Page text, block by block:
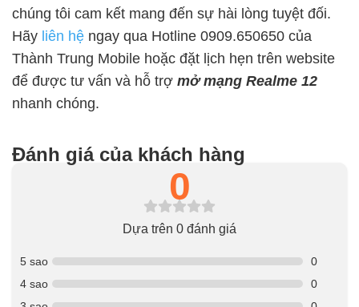
chúng tôi cam kết mang đến sự hài lòng tuyệt đối.
Hãy liên hệ ngay qua Hotline 0909.650650 của
Thành Trung Mobile hoặc đặt lịch hẹn trên website
để được tư vấn và hỗ trợ mở mạng Realme 12
nhanh chóng.
Đánh giá của khách hàng
0
Dựa trên 0 đánh giá
5 sao
0
4 sao
0